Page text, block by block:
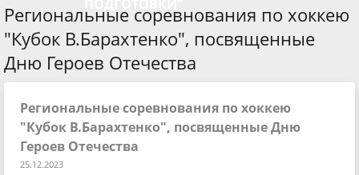
Региональные соревнования по хоккею
"Кубок В.Барахтенко", посвященные
Дню Героев Отечества
Региональные соревнования по хоккею
"Кубок В.Барахтенко", посвященные Дню
Героев Отечества
25.12.2023